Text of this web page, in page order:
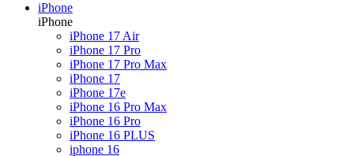
iPhone
iPhone
iPhone 17 Air
iPhone 17 Pro
iPhone 17 Pro Max
iPhone 17
iPhone 17e
iPhone 16 Pro Max
iPhone 16 Pro
iPhone 16 PLUS
iphone 16